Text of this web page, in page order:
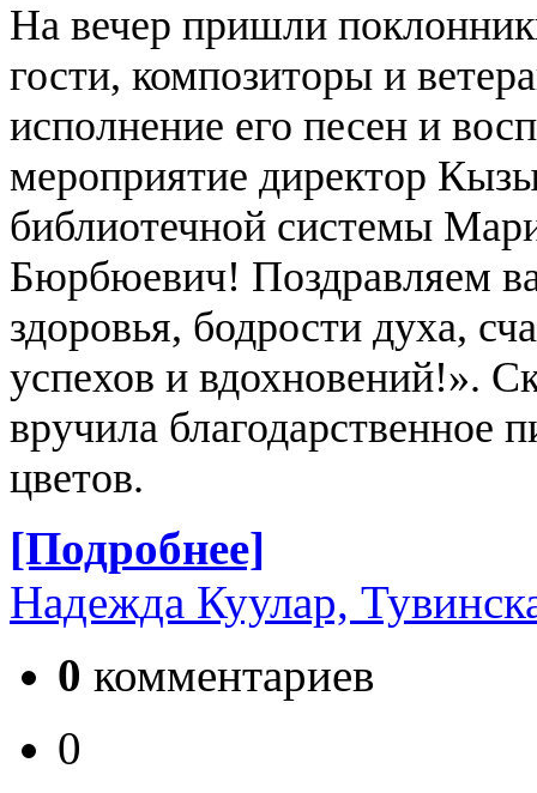
На вечер пришли
гости, композиторы и
исполнение его песен и
мероприятие директор
библиотечной системы
Бюрбюевич! Поздравляем
здоровья, бодрости духа,
успехов и вдохновений!».
вручила благодарственное
цветов.
[Подробнее]
Надежда Куулар,
0 комментариев
0